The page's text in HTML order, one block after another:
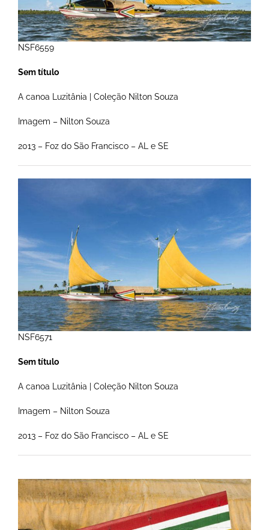
NSF6559
Sem título
A canoa Luzitânia | Coleção Nilton Souza
Imagem – Nilton Souza
2013 – Foz do São Francisco – AL e SE
NSF6571
Sem título
A canoa Luzitânia | Coleção Nilton Souza
Imagem – Nilton Souza
2013 – Foz do São Francisco – AL e SE